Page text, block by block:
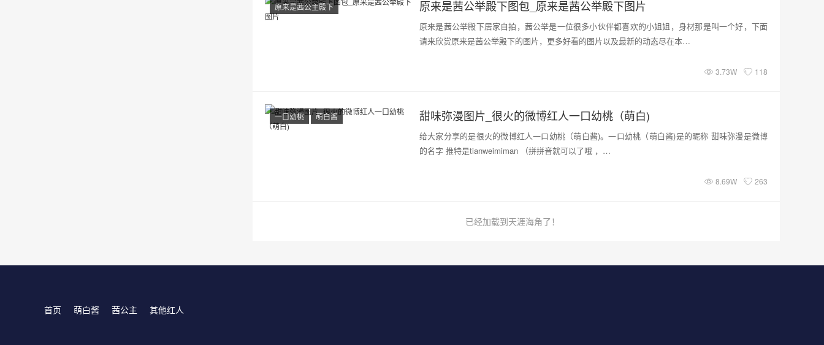
原来是茜公举殿下图包_原来是茜公举殿下图片
原来是茜公主殿下
原来是茜公举殿下居家自拍，茜公举是一位很多小伙伴都喜欢的小姐姐，身材那是叫一个好，下面
请来欣赏原来是茜公举殿下的图片，更多好看的图片以及最新的动态尽在本…
3.73W 118
甜味弥漫图片_很火的微博红人一口幼桃（萌白)
一口幼桃 萌白酱
给大家分享的是很火的微博红人一口幼桃（萌白酱)。一口幼桃（萌白酱)是的昵称 甜味弥漫是微博
的名字 推特是tianweimiman （拼拼音就可以了哦 ，…
8.69W 263
已经加载到天涯海角了！
首页 萌白酱 茜公主 其他红人